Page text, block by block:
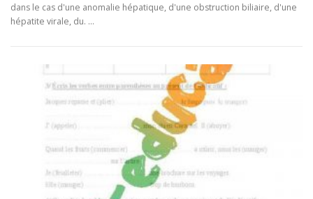
dans le cas d'une anomalie hépatique, d'une obstruction biliaire, d'une
hépatite virale, du. …